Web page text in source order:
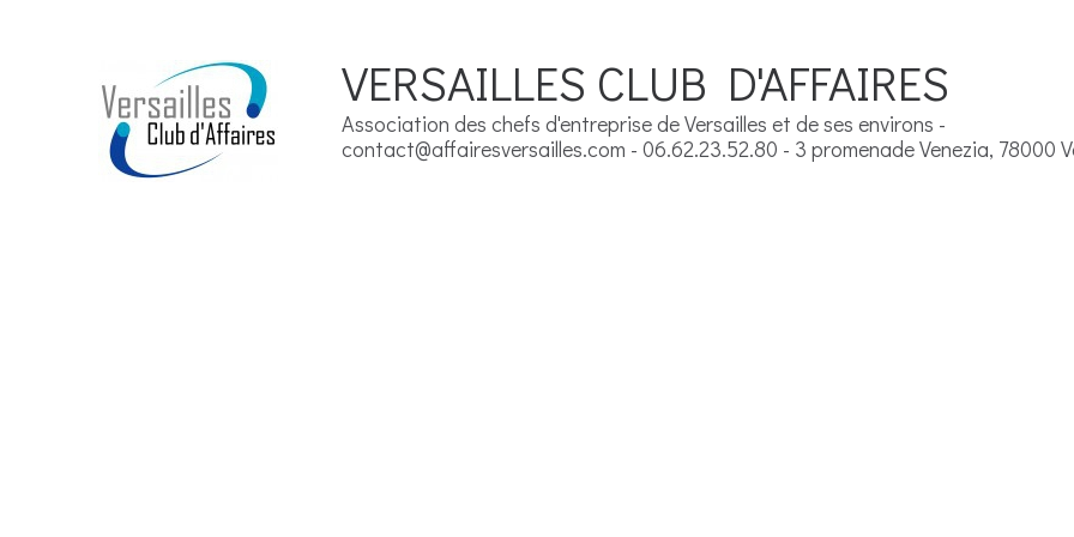
VERSAILLES CLUB D'AFFAIRES
Association des chefs d'entreprise de Versailles et de ses environs -
contact@affairesversailles.com - 06.62.23.52.80 - 3 promenade Venezia, 78000